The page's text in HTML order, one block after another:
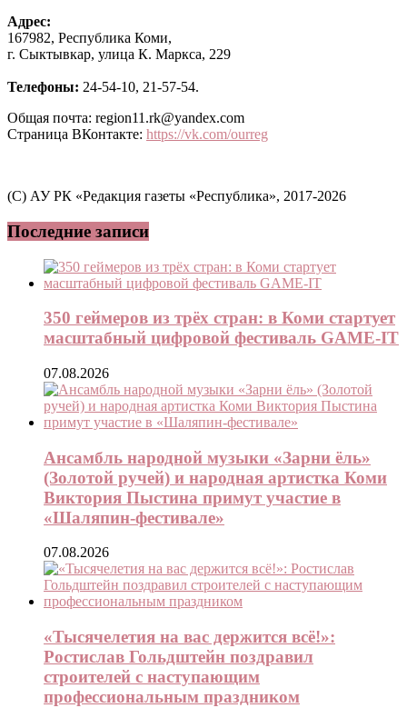
Адрес:
167982, Республика Коми,
г. Сыктывкар, улица К. Маркса, 229
Телефоны: 24-54-10, 21-57-54.
Общая почта: region11.rk@yandex.com
Страница ВКонтакте: https://vk.com/ourreg
(C) АУ РК «Редакция газеты «Республика», 2017-2026
Последние записи
350 геймеров из трёх стран: в Коми стартует
масштабный цифровой фестиваль GAME-IT
07.08.2026
Ансамбль народной музыки «Зарни ёль»
(Золотой ручей) и народная артистка Коми
Виктория Пыстина примут участие в
«Шаляпин-фестивале»
07.08.2026
«Тысячелетия на вас держится всё!»:
Ростислав Гольдштейн поздравил
строителей с наступающим
профессиональным праздником